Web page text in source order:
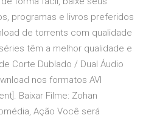
programas e livros preferidos
de torrents com qualidade
têm a melhor qualidade e
Corte Dublado / Dual Áudio
nos formatos AVI
Baixar Filme: Zohan
Ação Você será